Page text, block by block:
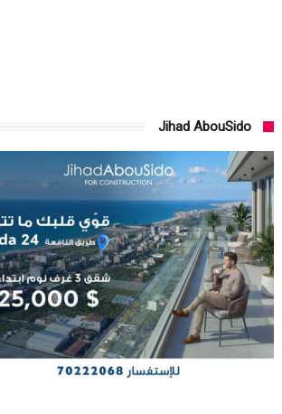
Jihad AbouSido